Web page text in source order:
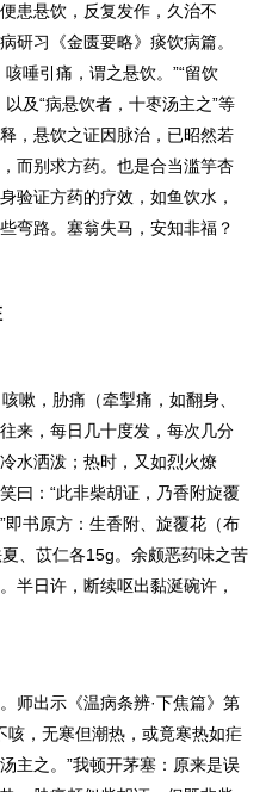
患悬饮，反复发作，久治不
研习《金匮要略》痰饮病篇。
唾引痛，谓之悬饮。 ”“留饮
以及“病悬饮者，十枣汤主之”等
，悬饮之证因脉治，已昭然若
而别求方药。也是合当滥竽杏
验证方药的疗效，如鱼饮水，
弯路。塞翁失马，安知非福？
嗽，胁痛（牵掣痛，如翻身、
来，每日几十度发，每次几分
水洒泼；热时，又如烈火燎
曰：“此非柴胡证，乃香附旋覆
书原方： 生香附、旋覆花（布
、苡仁各15g。 余颇恶药味之苦
半日许，断续呕出黏涎碗许，
师出示《温病条辨·下焦篇》第
咳，无寒但潮热，或竟寒热如疟
主之。 ”我顿开茅塞：原来是误